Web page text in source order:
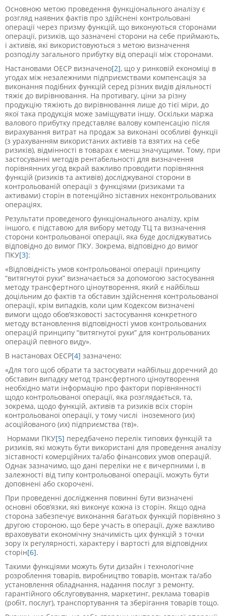
Основною метою проведення функціонального аналізу є
розгляд наявних фактів про здійснені контрольовані
операції через призму функцій, що виконуються сторонами
операції, ризиків, що зазначені сторони на себе приймають,
і активів, які використовуються з метою визначення
розподілу загального прибутку від операції між сторонами.
Настановами ОЕСР визначено[2], що у ринковій економіці в
угодах між незалежними підприємствами компенсація за
виконання подібних функцій серед різних видів діяльності
тяжіє до вирівнювання. На противагу, ціни за різну
продукцію тяжіють до вирівнювання лише до тієї міри, до
якої така продукція може заміщувати іншу. Оскільки маржа
валового прибутку представляє валову компенсацію після
вирахування витрат на продаж за виконані особливі функції
(з урахуванням використаних активів та взятих на себе
ризиків), відмінності в товарах є менш значущими. Тому, при
застосуванні методів рентабельності для визначення
порівнянних угод вкрай важливо проводити порівняння
функцій (ризиків та активів) досліджуваної сторони в
контрольованій операції з функціями (ризиками та
активами) сторін в потенційно зіставних неконтрольованих
операціях.
Результати проведеного функціонального аналізу, крім
іншого, є підставою для вибору методу ТЦ та визначення
сторони контрольованої операції, яка буде досліджуватись
відповідно до вимог ПКУ. Зокрема, відповідно до вимог
ПКУ[3]:
«Відповідність умов контрольованої операції принципу
“витягнутої руки” визначається за допомогою застосування
методу трансфертного ціноутворення, який є найбільш
доцільним до фактів та обставин здійснення контрольованої
операції, крім випадків, коли цим Кодексом визначені
вимоги щодо обов’язковості застосування конкретного
методу встановлення відповідності умов контрольованих
операцій принципу “витягнутої руки” для контрольованих
операцій певного виду».
В настановах ОЕСР[4] зазначено:
«Для того щоб обрати та застосувати найбільш доречний до
обставин випадку метод трансфертного ціноутворення
необхідно мати інформацію про фактори порівнянності
щодо контрольованої операції, яка розглядається, та,
зокрема, щодо функцій, активів та ризиків всіх сторін
контрольованої операції, у тому числі іноземного (их)
асоційованого (их) підприємства (тв)».
Нормами ПКУ[5] передбачено перелік типових функцій та
ризиків, які можуть бути використані для проведення аналізу
зіставності комерційних та/або фінансових умов операцій.
Однак зазначимо, що дані переліки не є вичерпними і, в
залежності від типу контрольованої операції, можуть бути
доповнені або скорочені.
При проведенні дослідження повинні бути визначені
основні обов’язки, які виконує кожна із сторін. Якщо одна
сторона забезпечує виконання багатьох функцій порівняно з
другою стороною, що бере участь в операції, дуже важливо
враховувати економічну значимість цих функцій з точки
зору їх регулярності, характеру і вартості для відповідних
сторін[6].
Такими функціями можуть бути дизайн і технологічне
розроблення товарів, виробництво товарів, монтаж та/або
установлення обладнання, надання послуг з ремонту,
гарантійного обслуговування, маркетинг, реклама товарів
(робіт, послуг), транспортування та зберігання товарів тощо.